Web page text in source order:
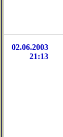
02.06.2003
21:13